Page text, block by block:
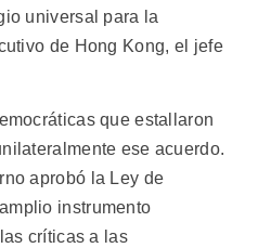
universal para la
de Hong Kong, el jefe
que estallaron
ese acuerdo.
aprobó la Ley de
instrumento
críticas a las